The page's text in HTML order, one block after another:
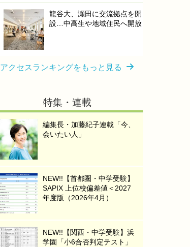
龍谷大、瀬田に交流拠点を開
設…中高生や地域住民へ開放
アクセスランキングをもっと見る
特集・連載
編集長・加藤紀子連載「今、
会いたい人」
NEW!!【首都圏・中学受験】
SAPIX 上位校偏差値＜2027
年度版（2026年4月）
NEW!!【関西・中学受験】浜
学園「小6合否判定テスト」